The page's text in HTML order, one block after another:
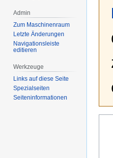
Admin
Zum Maschinenraum
Letzte Änderungen
Navigationsleiste
editieren
Werkzeuge
Links auf diese Seite
Spezialseiten
Seiten­­informationen